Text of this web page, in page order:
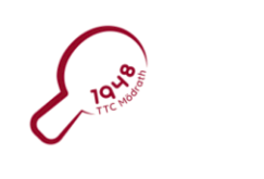
springen
t